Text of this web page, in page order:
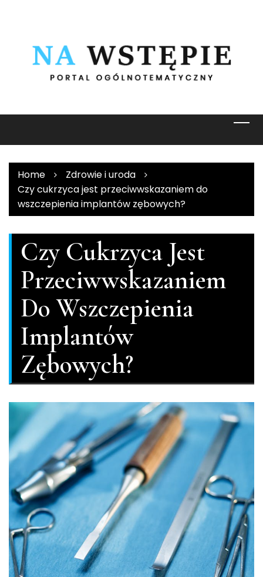
Home
Zdrowie i uroda
Czy cukrzyca jest przeciwwskazaniem do
wszczepienia implantów zębowych?
Czy Cukrzyca Jest
Przeciwwskazaniem
Do Wszczepienia
Implantów
Zębowych?